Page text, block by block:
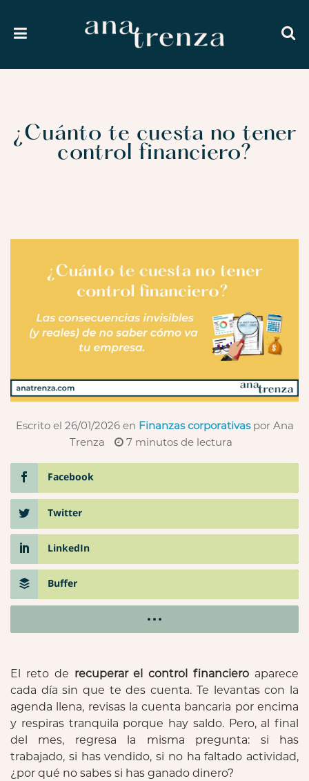
¿Cuánto te cuesta no tener
control financiero?
Escrito el 26/01/2026en Finanzas corporativas por Ana
Trenza
7 minutos de lectura
Facebook
Twitter
LinkedIn
Buffer
El reto de recuperar el control financiero aparece
cada día sin que te des cuenta. Te levantas con la
agenda llena, revisas la cuenta bancaria por encima
y respiras tranquila porque hay saldo. Pero, al final
del mes, regresa la misma pregunta: si has
trabajado, si has vendido, si no ha faltado actividad,
¿por qué no sabes si has ganado dinero?